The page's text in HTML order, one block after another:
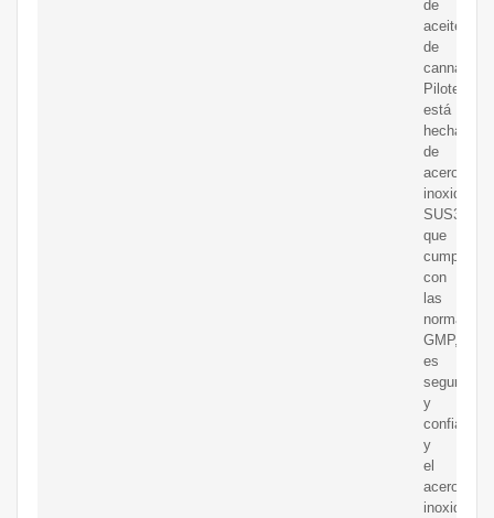
de
aceite
de
cannabis
Pilotech
está
hecha
de
acero
inoxidable
SUS304,
que
cumple
con
las
normas
GMP,
es
seguro
y
confiable,
y
el
acero
inoxidable